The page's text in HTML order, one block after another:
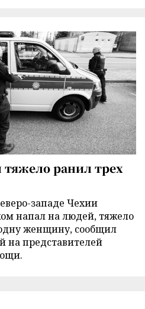
ранил трех
западе Чехии
напал на людей, тяжело
женщину, сообщил
на представителей